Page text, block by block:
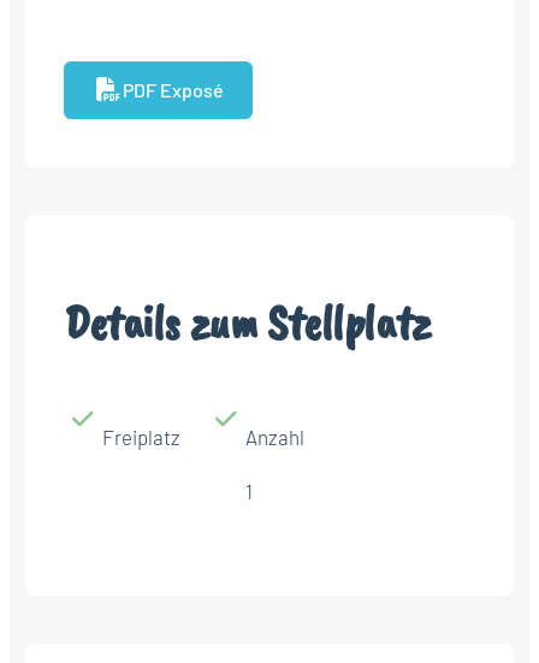
PDF Exposé
Details zum Stellplatz
Freiplatz Anzahl
1